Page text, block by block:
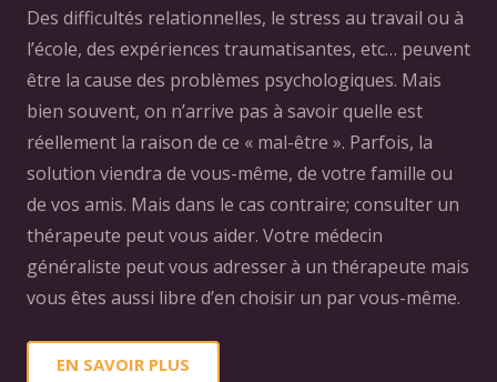
Des difficultés relationnelles, le stress au travail ou à
l’école, des expériences traumatisantes, etc… peuvent
être la cause des problèmes psychologiques. Mais
bien souvent, on n’arrive pas à savoir quelle est
réellement la raison de ce « mal-être ». Parfois, la
solution viendra de vous-même, de votre famille ou
de vos amis. Mais dans le cas contraire; consulter un
thérapeute peut vous aider. Votre médecin
généraliste peut vous adresser à un thérapeute mais
vous êtes aussi libre d’en choisir un par vous-même.
EN SAVOIR PLUS